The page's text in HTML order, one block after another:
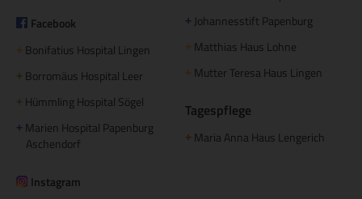
Facebook
+ Bonifatius Hospital Lingen
+ Borromäus Hospital Leer
+ Hümmling Hospital Sögel
+ Marien Hospital Papenburg
Aschendorf
Instagram
+ Johannesstift Papenburg
+ Matthias Haus Lohne
+ Mutter Teresa Haus Lingen
Tagespflege
+ Maria Anna Haus Lengerich